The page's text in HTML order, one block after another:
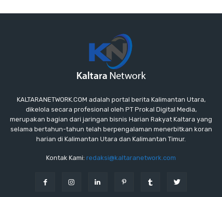
KALTARANETWORK.COM adalah portal berita Kalimantan Utara,
dikelola secara profesional oleh PT Prokal Digital Media,
merupakan bagian dari jaringan bisnis Harian Rakyat Kaltara yang
selama bertahun-tahun telah berpengalaman menerbitkan koran
harian di Kalimantan Utara dan Kalimantan Timur.
Kontak Kami: redaksi@kaltaranetwork.com